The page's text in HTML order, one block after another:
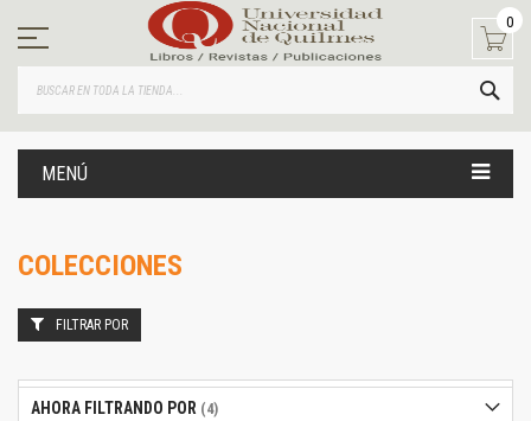
contenido
0
MENÚ
COLECCIONES
FILTRAR POR
AHORA FILTRANDO POR